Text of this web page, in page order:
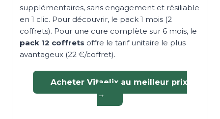
supplémentaires, sans engagement et résiliable
en 1 clic. Pour découvrir, le pack 1 mois (2
coffrets). Pour une cure complète sur 6 mois, le
pack 12 coffrets offre le tarif unitaire le plus
avantageux (22 €/coffret).
Acheter Vitaelix au meilleur prix
→